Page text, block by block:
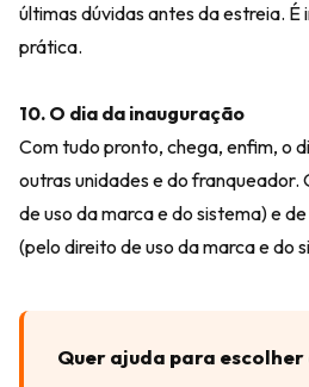
últimas dúvidas antes da estreia.
prática.
10. O dia da inauguração
Com tudo pronto, chega, enfim, o
outras unidades e do
de uso da marca e do sistema) e
(pelo direito de uso da marca e do
Quer ajuda para